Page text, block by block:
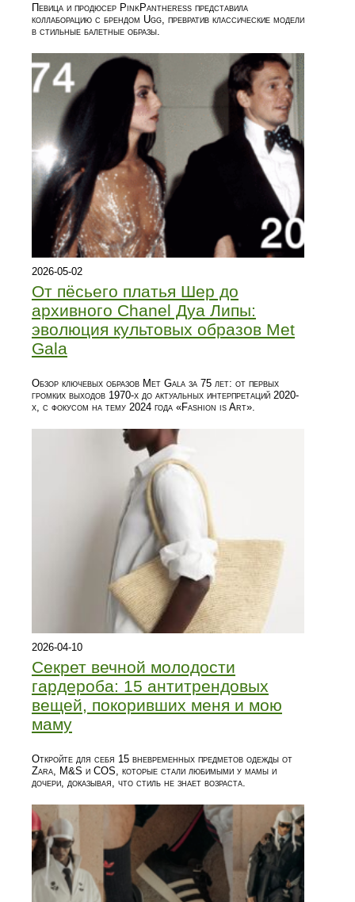
Певица и продюсер PinkPantheress представила
коллаборацию с брендом Ugg, превратив классические модели
в стильные балетные образы.
2026-05-02
От пёсьего платья Шер до
архивного Chanel Дуа Липы:
эволюция культовых образов Met
Gala
Обзор ключевых образов Met Gala за 75 лет: от первых
громких выходов 1970-х до актуальных интерпретаций 2020-
х, с фокусом на тему 2024 года «Fashion is Art».
2026-04-10
Секрет вечной молодости
гардероба: 15 антитрендовых
вещей, покоривших меня и мою
маму
Откройте для себя 15 вневременных предметов одежды от
Zara, M&S и COS, которые стали любимыми у мамы и
дочери, доказывая, что стиль не знает возраста.